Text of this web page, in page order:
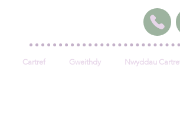
Cartref Gweithdy Nwyddau